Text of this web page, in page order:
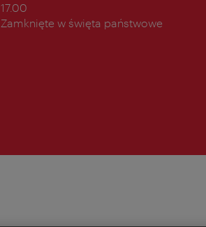
otwarcia:
17.00
Zamknięte w święta państwowe